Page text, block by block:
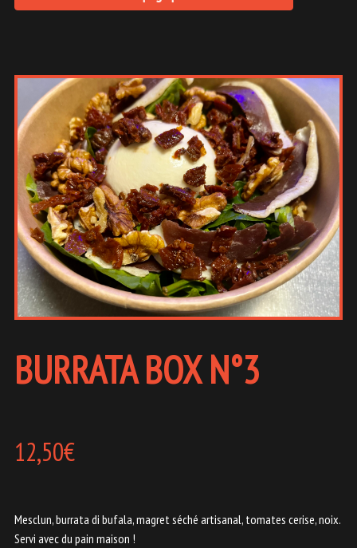
BURRATA BOX N°3
12,50€
Mesclun, burrata di bufala, magret séché artisanal, tomates cerise, noix.
Servi avec du pain maison !